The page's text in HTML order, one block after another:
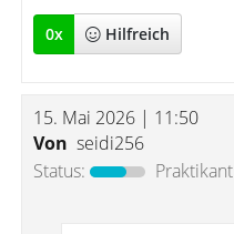
0x Hilfreich
15. Mai 2026 | 11:50
Von seidi256
Status:
Praktikant